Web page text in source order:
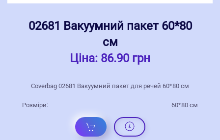
02681 Вакуумний пакет 60*80
см
Ціна: 86.90 грн
Coverbag 02681 Вакуумний пакет для речей 60*80 см
Розміри: 60*80 см